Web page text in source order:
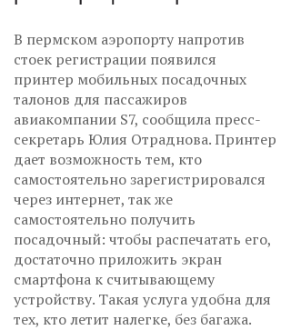
В пермском аэропорту напротив
стоек регистрации появился
принтер мобильных посадочных
талонов для пассажиров
авиакомпании S7, сообщила пресс-
секретарь Юлия Отраднова. Принтер
дает возможность тем, кто
самостоятельно зарегистрировался
через интернет, так же
самостоятельно получить
посадочный: чтобы распечатать его,
достаточно приложить экран
смартфона к считывающему
устройству. Такая услуга удобна для
тех, кто летит налегке, без багажа.